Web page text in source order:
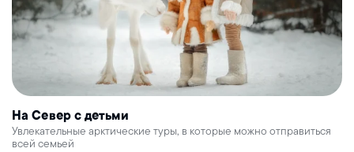
На Север с детьми
Увлекательные арктические туры, в которые можно отправиться
всей семьей